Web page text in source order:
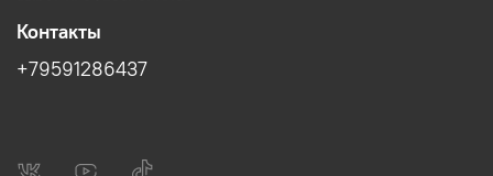
Контакты
+79591286437